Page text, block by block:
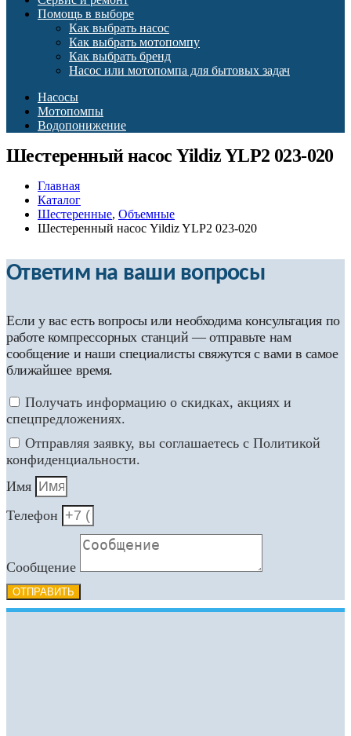
Помощь в выборе
Как выбрать насос
Как выбрать мотопомпу
Как выбрать бренд
Насос или мотопомпа для бытовых задач
Насосы
Мотопомпы
Водопонижение
Шестеренный насос Yildiz YLP2 023-020
Главная
Каталог
Шестеренные, Объемные
Шестеренный насос Yildiz YLP2 023-020
Ответим на ваши вопросы
Если у вас есть вопросы или необходима консультация по
работе компрессорных станций — отправьте нам
сообщение и наши специалисты свяжутся с вами в самое
ближайшее время.
Получать информацию о скидках, акциях и
спецпредложениях.
Отправляя заявку, вы соглашаетесь с Политикой
конфиденциальности.
Имя
Телефон
Сообщение
ОТПРАВИТЬ